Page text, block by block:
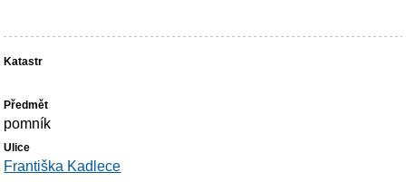
pomník
Františka Kadlece